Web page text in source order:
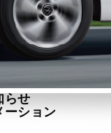
らせ
ーション